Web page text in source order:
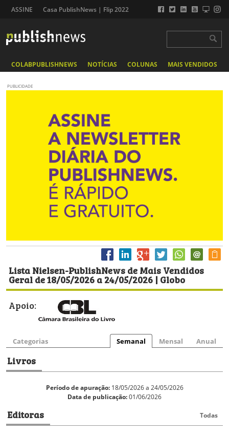
ASSINE Casa PublishNews | Flip 2022
COLABPUBLISHNEWS NOTÍCIAS COLUNAS MAIS VENDIDOS
PUBLICIDADE
Lista Nielsen-PublishNews de Mais Vendidos
Geral de 18/05/2026 a 24/05/2026 | Globo
Apoio:
Categorias Semanal Mensal Anual
Livros
Período de apuração:18/05/2026 a 24/05/2026
Data de publicação:01/06/2026
Editoras Todas